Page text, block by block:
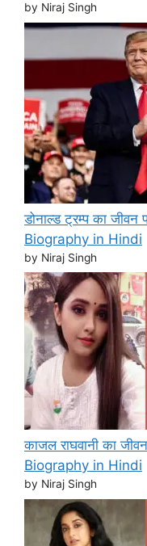
by Niraj Singh
डोनाल्ड ट्रम्प का
Biography in Hindi
by Niraj Singh
काजल राघवानी का
Biography in Hindi
by Niraj Singh